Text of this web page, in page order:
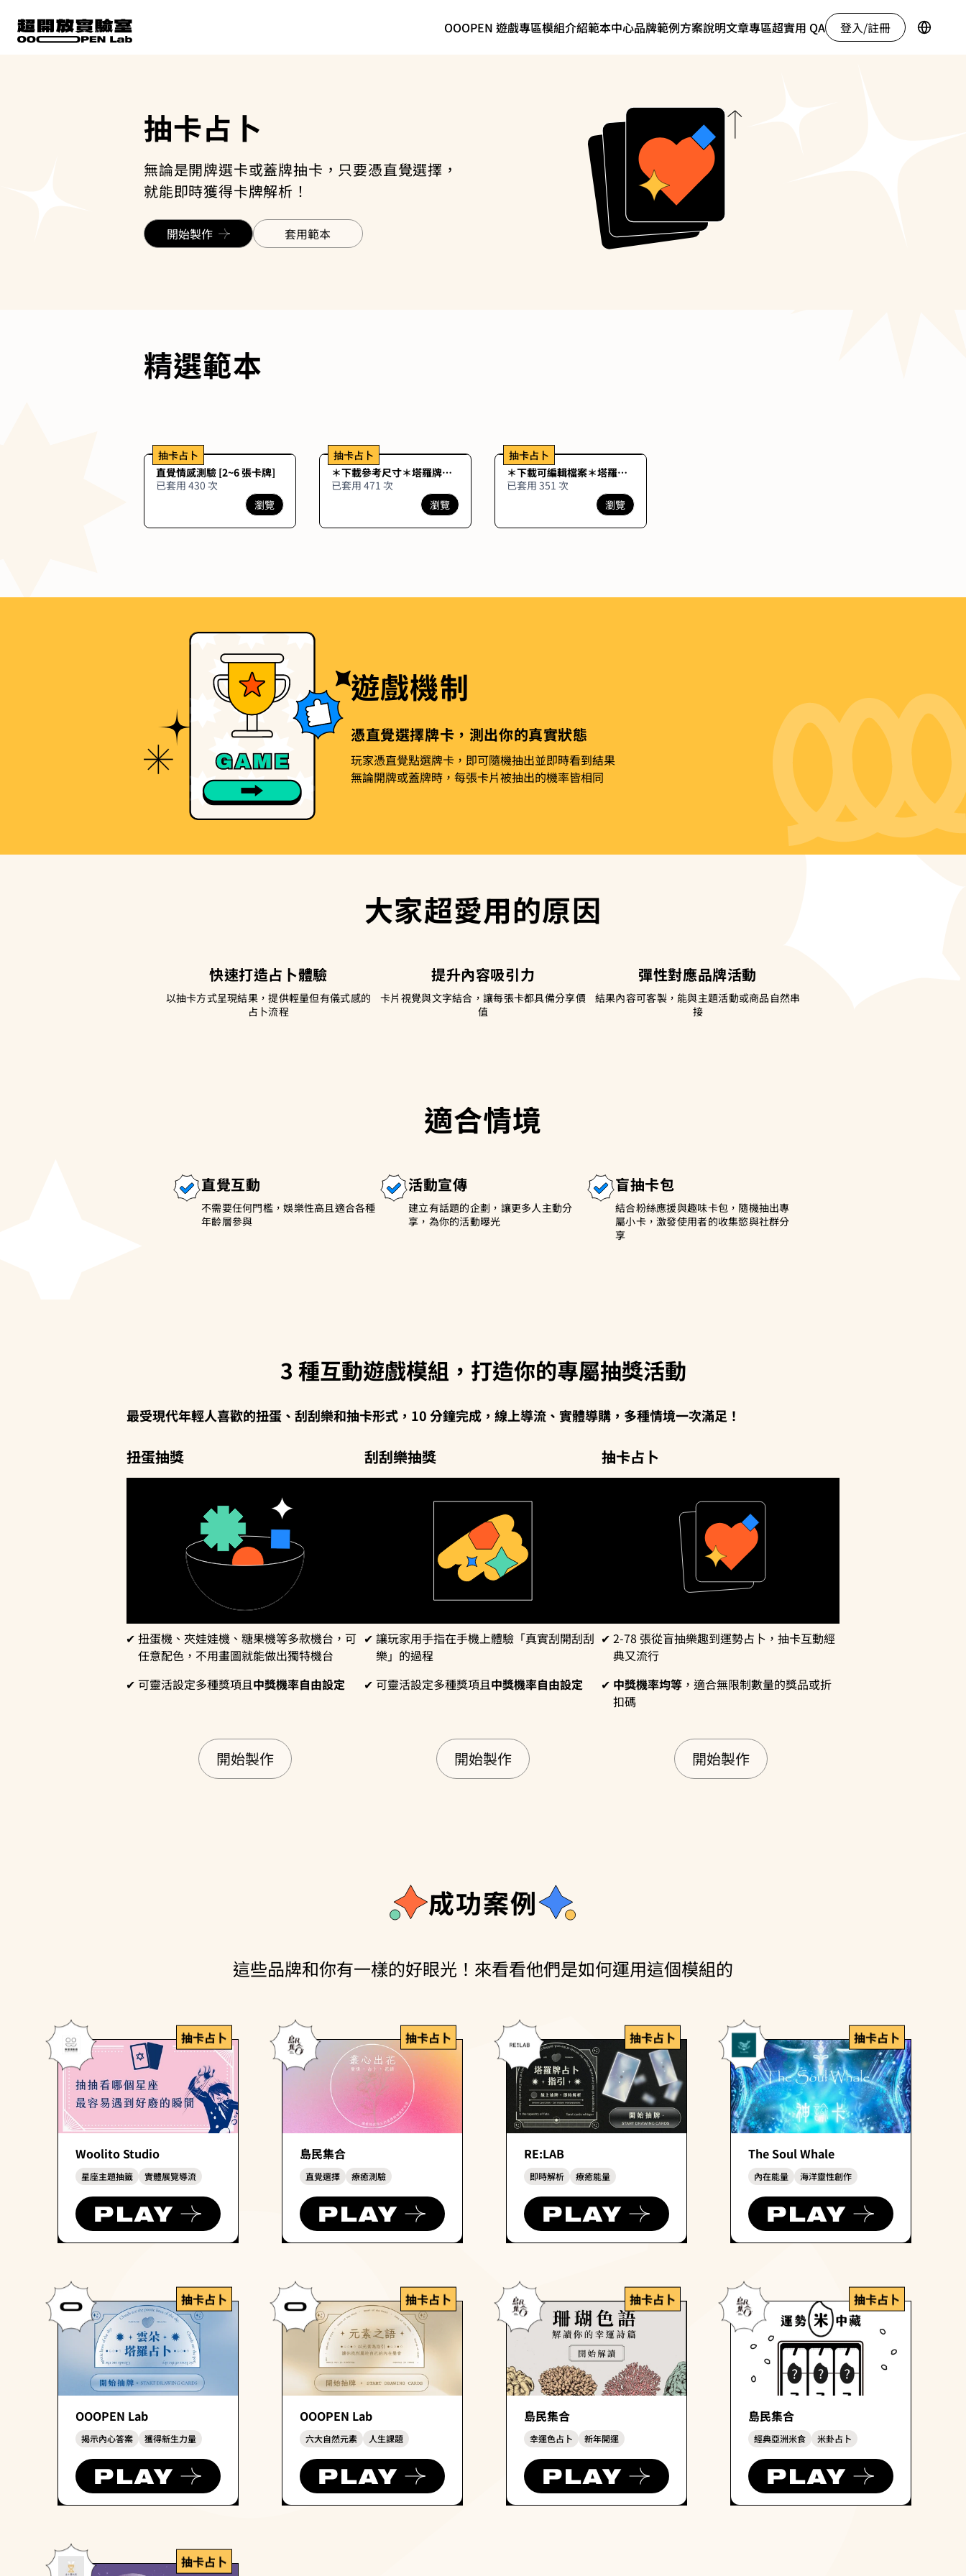
OOOPEN 遊戲專區模組介紹範本中心品牌範例方案說明文章專區超實用 QA 登入/註冊
抽卡占卜
無論是開牌選卡或蓋牌抽卡，只要憑直覺選擇，
就能即時獲得卡牌解析！
開始製作 套用範本
精選範本
直覺情感測驗 [2~6 張卡牌]
已套用 430 次
瀏覽
抽卡占卜
＊下載參考尺寸＊塔羅牌解
析 [7~78 張卡牌]
已套用 471 次
瀏覽
抽卡占卜
＊下載可編輯檔案＊塔羅牌
解析 [7~78 張卡牌]
已套用 351 次
瀏覽
抽卡占卜
遊戲機制
憑直覺選擇牌卡，測出你的真實狀態
玩家憑直覺點選牌卡，即可隨機抽出並即時看到結果
無論開牌或蓋牌時，每張卡片被抽出的機率皆相同
大家超愛用的原因
快速打造占卜體驗
以抽卡方式呈現結果，提供輕量但有儀式感的
占卜流程
提升內容吸引力
卡片視覺與文字結合，讓每張卡都具備分享價
值
彈性對應品牌活動
結果內容可客製，能與主題活動或商品自然串
接
適合情境
直覺互動
不需要任何門檻，娛樂性高且適合各種
年齡層參與
活動宣傳
建立有話題的企劃，讓更多人主動分
享，為你的活動曝光
盲抽卡包
結合粉絲應援與趣味卡包，隨機抽出專
屬小卡，激發使用者的收集慾與社群分
享
3 種互動遊戲模組，打造你的專屬抽獎活動
最受現代年輕人喜歡的扭蛋、刮刮樂和抽卡形式，10 分鐘完成，線上導流、實體導購，多種情境一次滿足！
扭蛋抽獎
扭蛋機、夾娃娃機、糖果機等多款機台，可
任意配色，不用畫圖就能做出獨特機台
可靈活設定多種獎項且中獎機率自由設定
開始製作
刮刮樂抽獎
讓玩家用手指在手機上體驗「真實刮開刮刮
樂」的過程
可靈活設定多種獎項且中獎機率自由設定
開始製作
抽卡占卜
2-78 張從盲抽樂趣到運勢占卜，抽卡互動經
典又流行
中獎機率均等 ，適合無限制數量的獎品或折
扣碼
開始製作
成功案例
這些品牌和你有一樣的好眼光！來看看他們是如何運用這個模組的
Woolito Studio
星座主題抽籤 實體展覽導流
抽卡占卜
島民集合
直覺選擇 療癒測驗
抽卡占卜
RE:LAB
即時解析 療癒能量
抽卡占卜
The Soul Whale
內在能量 海洋靈性創作
抽卡占卜
OOOPEN Lab
揭示內心答案 獲得新生力量
抽卡占卜
OOOPEN Lab
六大自然元素 人生課題
抽卡占卜
島民集合
幸運色占卜 新年開運
抽卡占卜
島民集合
經典亞洲米食 米卦占卜
抽卡占卜
抽卡占卜